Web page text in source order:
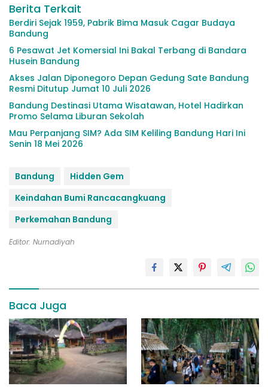
Berita Terkait
Berdiri Sejak 1959, Pabrik Bima Masuk Cagar Budaya
Bandung
6 Pesawat Jet Komersial Ini Bakal Terbang di Bandara
Husein Bandung
Akses Jalan Diponegoro Depan Gedung Sate Bandung
Resmi Ditutup Jumat 10 Juli 2026
Bandung Destinasi Utama Wisatawan, Hotel Hadirkan
Promo Selama Liburan Sekolah
Mau Perpanjang SIM? Ada SIM Keliling Bandung Hari Ini
Senin 18 Mei 2026
Bandung
Hidden Gem
Keindahan Bumi Rancacangkuang
Perkemahan Bandung
Editor: Nurnadiyah
Baca Juga